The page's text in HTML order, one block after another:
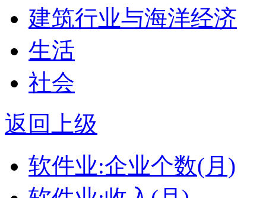
建筑行业与海洋经济
生活
社会
返回上级
软件业:企业个数(月)